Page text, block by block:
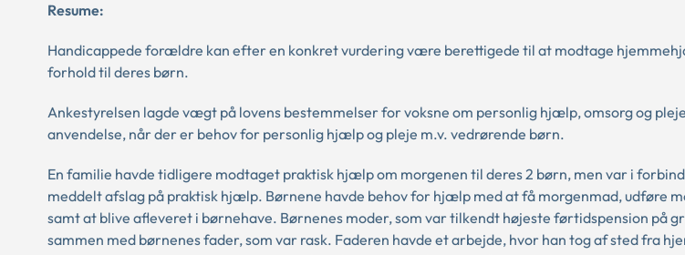
Resume:
Handicappede forældre kan efter en konkret vurdering være berettigede til at modtage
forhold til deres børn.
Ankestyrelsen lagde vægt på lovens bestemmelser for voksne om personlig hjælp, omsorg og
anvendelse, når der er behov for personlig hjælp og pleje m.v. vedrørende børn.
En familie havde tidligere modtaget praktisk hjælp om morgenen til deres 2 børn, men var i
meddelt afslag på praktisk hjælp. Børnene havde behov for hjælp med at få morgenmad, udføre
samt at blive afleveret i børnehave. Børnenes moder, som var tilkendt højeste førtidspension på
sammen med børnenes fader, som var rask. Faderen havde et arbejde, hvor han tog af sted fra